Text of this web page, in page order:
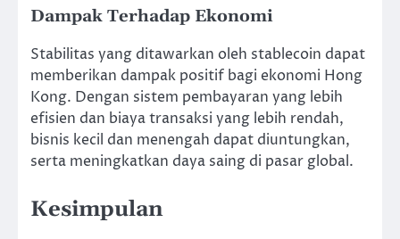
Dampak Terhadap Ekonomi
Stabilitas yang ditawarkan oleh stablecoin dapat
memberikan dampak positif bagi ekonomi Hong
Kong. Dengan sistem pembayaran yang lebih
efisien dan biaya transaksi yang lebih rendah,
bisnis kecil dan menengah dapat diuntungkan,
serta meningkatkan daya saing di pasar global.
Kesimpulan